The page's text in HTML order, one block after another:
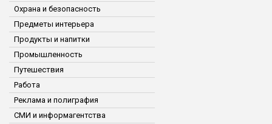
Охрана и безопасность
Предметы интерьера
Продукты и напитки
Промышленность
Путешествия
Работа
Реклама и полиграфия
СМИ и информагентства